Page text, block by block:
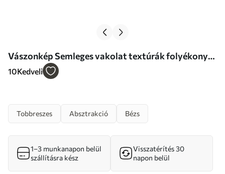
Vászonkép Semleges vakolat textúrák folyékony
domborzati rétegekkel Nr m00971
10Kedveli
Tobbreszes Absztrakció Bézs
1–3 munkanapon belül
szállításra kész
Visszatérítés 30
napon belül